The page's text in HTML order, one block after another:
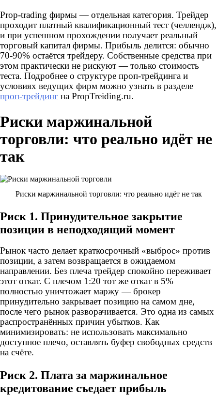
Prop-trading фирмы — отдельная категория. Трейдер
проходит платный квалификационный тест (челлендж),
и при успешном прохождении получает реальный
торговый капитал фирмы. Прибыль делится: обычно
70-90% остаётся трейдеру. Собственные средства при
этом практически не рискуют — только стоимость
теста. Подробнее о структуре проп-трейдинга и
условиях ведущих фирм можно узнать в разделе
проп-трейдинг на PropTreiding.ru.
Риски маржинальной
торговли: что реально идёт не
так
Риски маржинальной торговли: что реально идёт не так
Риск 1. Принудительное закрытие
позиции в неподходящий момент
Рынок часто делает краткосрочный «выброс» против
позиции, а затем возвращается в ожидаемом
направлении. Без плеча трейдер спокойно переживает
этот откат. С плечом 1:20 тот же откат в 5%
полностью уничтожает маржу — брокер
принудительно закрывает позицию на самом дне,
после чего рынок разворачивается. Это одна из самых
распространённых причин убытков. Как
минимизировать: не использовать максимально
доступное плечо, оставлять буфер свободных средств
на счёте.
Риск 2. Плата за маржинальное
кредитование съедает прибыль